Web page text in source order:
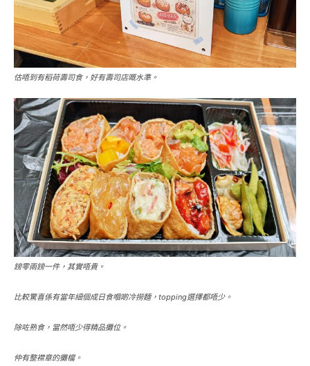
估唔到有稻荷壽司食，好有壽司店嘅水準。
鎊零兩鎊一件，其實唔貴。
比較驚喜係有當年細個成日食嗰啲冷撈麵，topping選擇都唔少。
除咗熟食，當然唔少得精品攤位。
仲有整襟章的攤檔。